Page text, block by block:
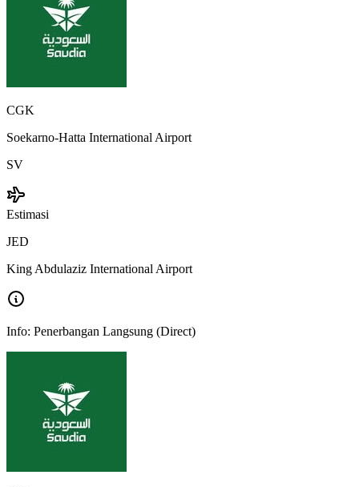
CGK
Soekarno-Hatta International Airport
SV
Estimasi
JED
King Abdulaziz International Airport
Info: Penerbangan Langsung (Direct)